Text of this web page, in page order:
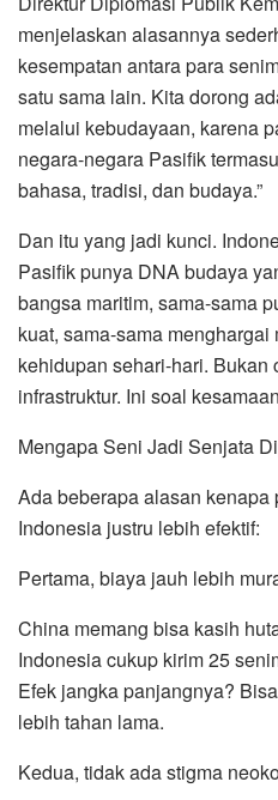
menjelaskan alasannya
kesempatan antara para
satu sama lain. Kita dorong
melalui kebudayaan, karena
negara-negara Pasifik
bahasa, tradisi, dan budaya.”
Dan itu yang jadi kunci.
Pasifik punya DNA budaya
bangsa maritim, sama-sama
kuat, sama-sama
kehidupan sehari-hari. Bukan
infrastruktur. Ini soal
Mengapa Seni Jadi Senjata
Ada beberapa alasan kenapa
Indonesia justru lebih efektif:
Pertama, biaya jauh lebih
China memang bisa kasih
Indonesia cukup kirim 25
Efek jangka panjangnya?
lebih tahan lama.
Kedua, tidak ada stigma